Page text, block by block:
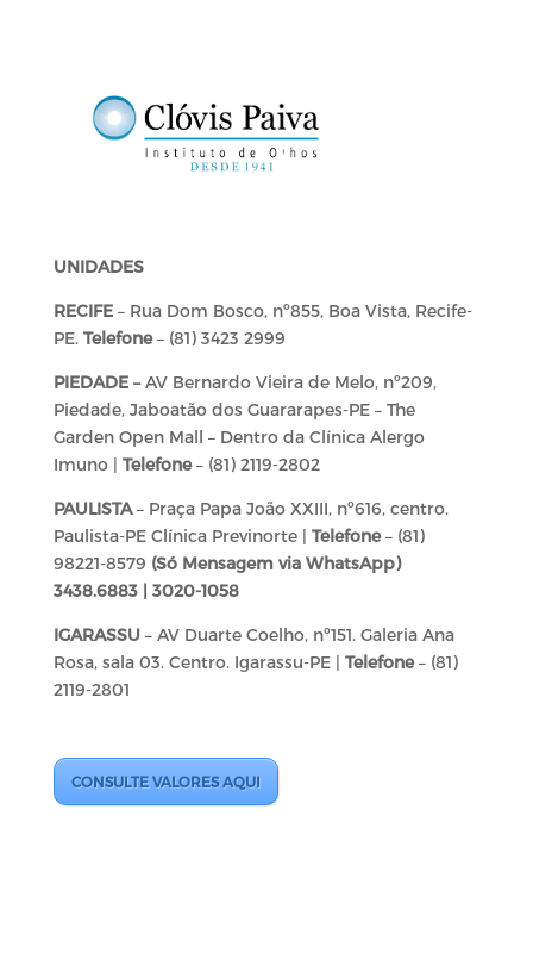
UNIDADES
RECIFE – Rua Dom Bosco, nº855, Boa Vista, Recife-
PE. Telefone– (81) 3423 2999
PIEDADE –AV Bernardo Vieira de Melo, nº209,
Piedade, Jaboatão dos Guararapes-PE – The
Garden Open Mall – Dentro da Clínica Alergo
Imuno | Telefone– (81) 2119-2802
PAULISTA– Praça Papa João XXIII, nº616, ​centro.
Paulista-PE Clínica Previnorte | Telefone– (81)
98221-8579 (Só Mensagem via WhatsApp)
3438.6883 | 3020-1058
IGARASSU– AV Duarte Coelho, nº151. Galeria Ana
Rosa, sala 03. Centro. Igarassu-PE | Telefone– (81)
2119-2801
CONSULTE VALORES AQUI